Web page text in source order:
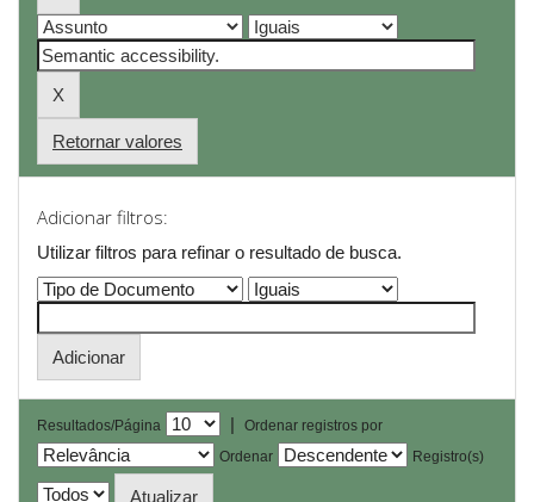
Retornar valores
Adicionar filtros:
Utilizar filtros para refinar o resultado de busca.
Resultados/Página |
Ordenar registros por
Ordenar
Registro(s)